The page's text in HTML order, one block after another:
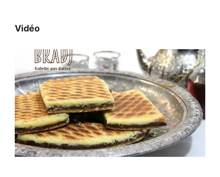
Vidéo